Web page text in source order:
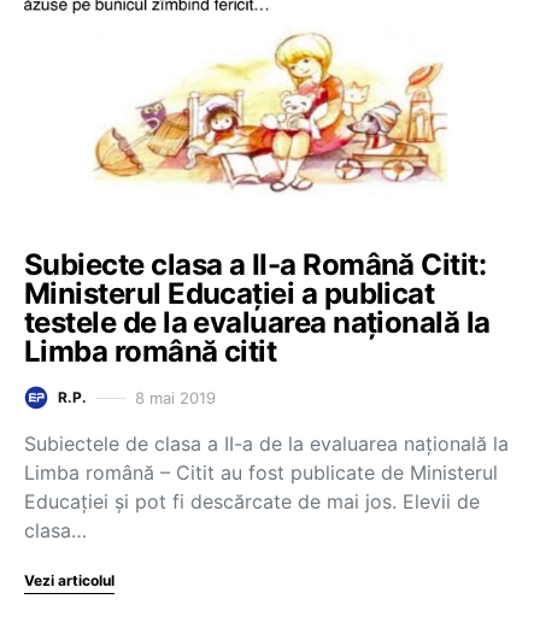
Subiecte clasa a II-a Română Citit:
Ministerul Educației a publicat
testele de la evaluarea națională la
Limba română citit
R.P. 8 mai 2019
Subiectele de clasa a II-a de la evaluarea națională la
Limba română – Citit au fost publicate de Ministerul
Educației și pot fi descărcate de mai jos. Elevii de
clasa…
Vezi articolul